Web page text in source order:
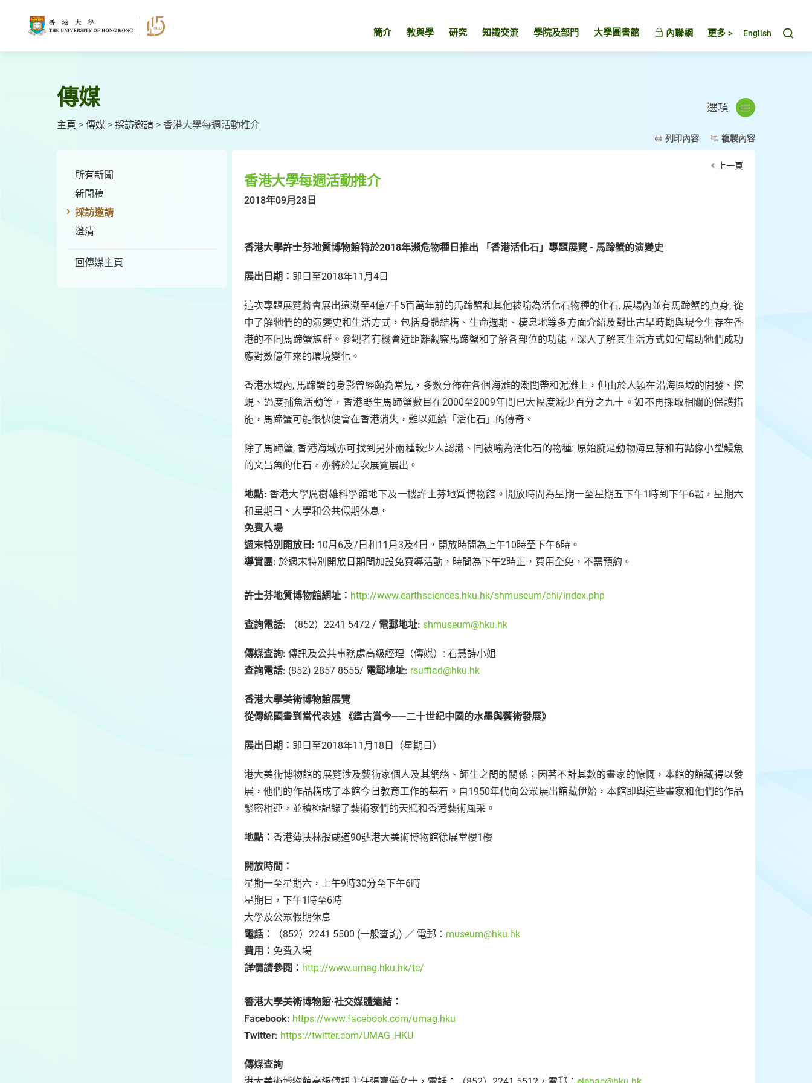
簡介 教與學 研究 知識交流 學院及部門 大學圖書館 內聯網 更多 > English
傳媒
主頁 > 傳媒 > 採訪邀請 > 香港大學每週活動推介
選項
列印內容 複製內容
所有新聞
新聞稿
採訪邀請
澄清
回傳媒主頁
上一頁
香港大學每週活動推介
2018年09月28日
香港大學許士芬地質博物館特於2018年瀕危物種日推出 「香港活化石」專題展覽 - 馬蹄蟹的演變史
展出日期： 即日至2018年11月4日
這次專題展覽將會展出遠溯至4億7千5百萬年前的馬蹄蟹和其他被喻為活化石物種的化石, 展場內並有馬蹄蟹的真身, 從
中了解牠們的的演變史和生活方式，包括身體結構、生命週期、棲息地等多方面介紹及對比古早時期與現今生存在香
港的不同馬蹄蟹族群。參觀者有機會近距離觀察馬蹄蟹和了解各部位的功能，深入了解其生活方式如何幫助牠們成功
應對數億年來的環境變化。
香港水域內, 馬蹄蟹的身影曾經頗為常見，多數分佈在各個海灘的潮間帶和泥灘上，但由於人類在沿海區域的開發、挖
蜆、過度捕魚活動等，香港野生馬蹄蟹數目在2000至2009年間已大幅度減少百分之九十。如不再採取相關的保護措
施，馬蹄蟹可能很快便會在香港消失，難以延續「活化石」的傳奇。
除了馬蹄蟹, 香港海域亦可找到另外兩種較少人認識、同被喻為活化石的物種: 原始腕足動物海豆芽和有點像小型鰻魚
的文昌魚的化石，亦將於是次展覽展出。
地點: 香港大學厲樹雄科學館地下及一樓許士芬地質博物館。開放時間為星期一至星期五下午1時到下午6點，星期六
和星期日、大學和公共假期休息。
免費入場
週末特別開放日: 10月6及7日和11月3及4日，開放時間為上午10時至下午6時。
導賞團: 於週末特別開放日期間加設免費導活動，時間為下午2時正，費用全免，不需預約。
許士芬地質博物館網址： http://www.earthsciences.hku.hk/shmuseum/chi/index.php
查詢電話: （852）2241 5472 / 電郵地址: shmuseum@hku.hk
傳媒查詢: 傳訊及公共事務處高級經理（傳媒）: 石慧詩小姐
查詢電話: (852) 2857 8555/ 電郵地址: rsuffiad@hku.hk
香港大學美術博物館展覽
從傳統國畫到當代表述 《鑑古賞今——二十世紀中國的水墨與藝術發展》
展出日期： 即日至2018年11月18日（星期日）
港大美術博物館的展覽涉及藝術家個人及其網絡、師生之間的關係；因著不計其數的畫家的慷慨，本館的館藏得以發
展，他們的作品構成了本館今日教育工作的基石。自1950年代向公眾展出館藏伊始，本館即與這些畫家和他們的作品
緊密相連，並積極記錄了藝術家們的天賦和香港藝術風采。
地點： 香港薄扶林般咸道90號港大美術博物館徐展堂樓1樓
開放時間：
星期一至星期六，上午9時30分至下午6時
星期日，下午1時至6時
大學及公眾假期休息
電話：
（852）2241 5500 (一般查詢) ／ 電郵： museum@hku.hk
費用： 免費入場
詳情請參閱： http://www.umag.hku.hk/tc/
香港大學美術博物館·社交媒體連結：
Facebook: https://www.facebook.com/umag.hku
Twitter: https://twitter.com/UMAG_HKU
傳媒查詢